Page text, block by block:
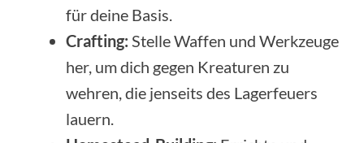
für deine Basis.
Crafting: Stelle Waffen und Werkzeuge
her, um dich gegen Kreaturen zu
wehren, die jenseits des Lagerfeuers
lauern.